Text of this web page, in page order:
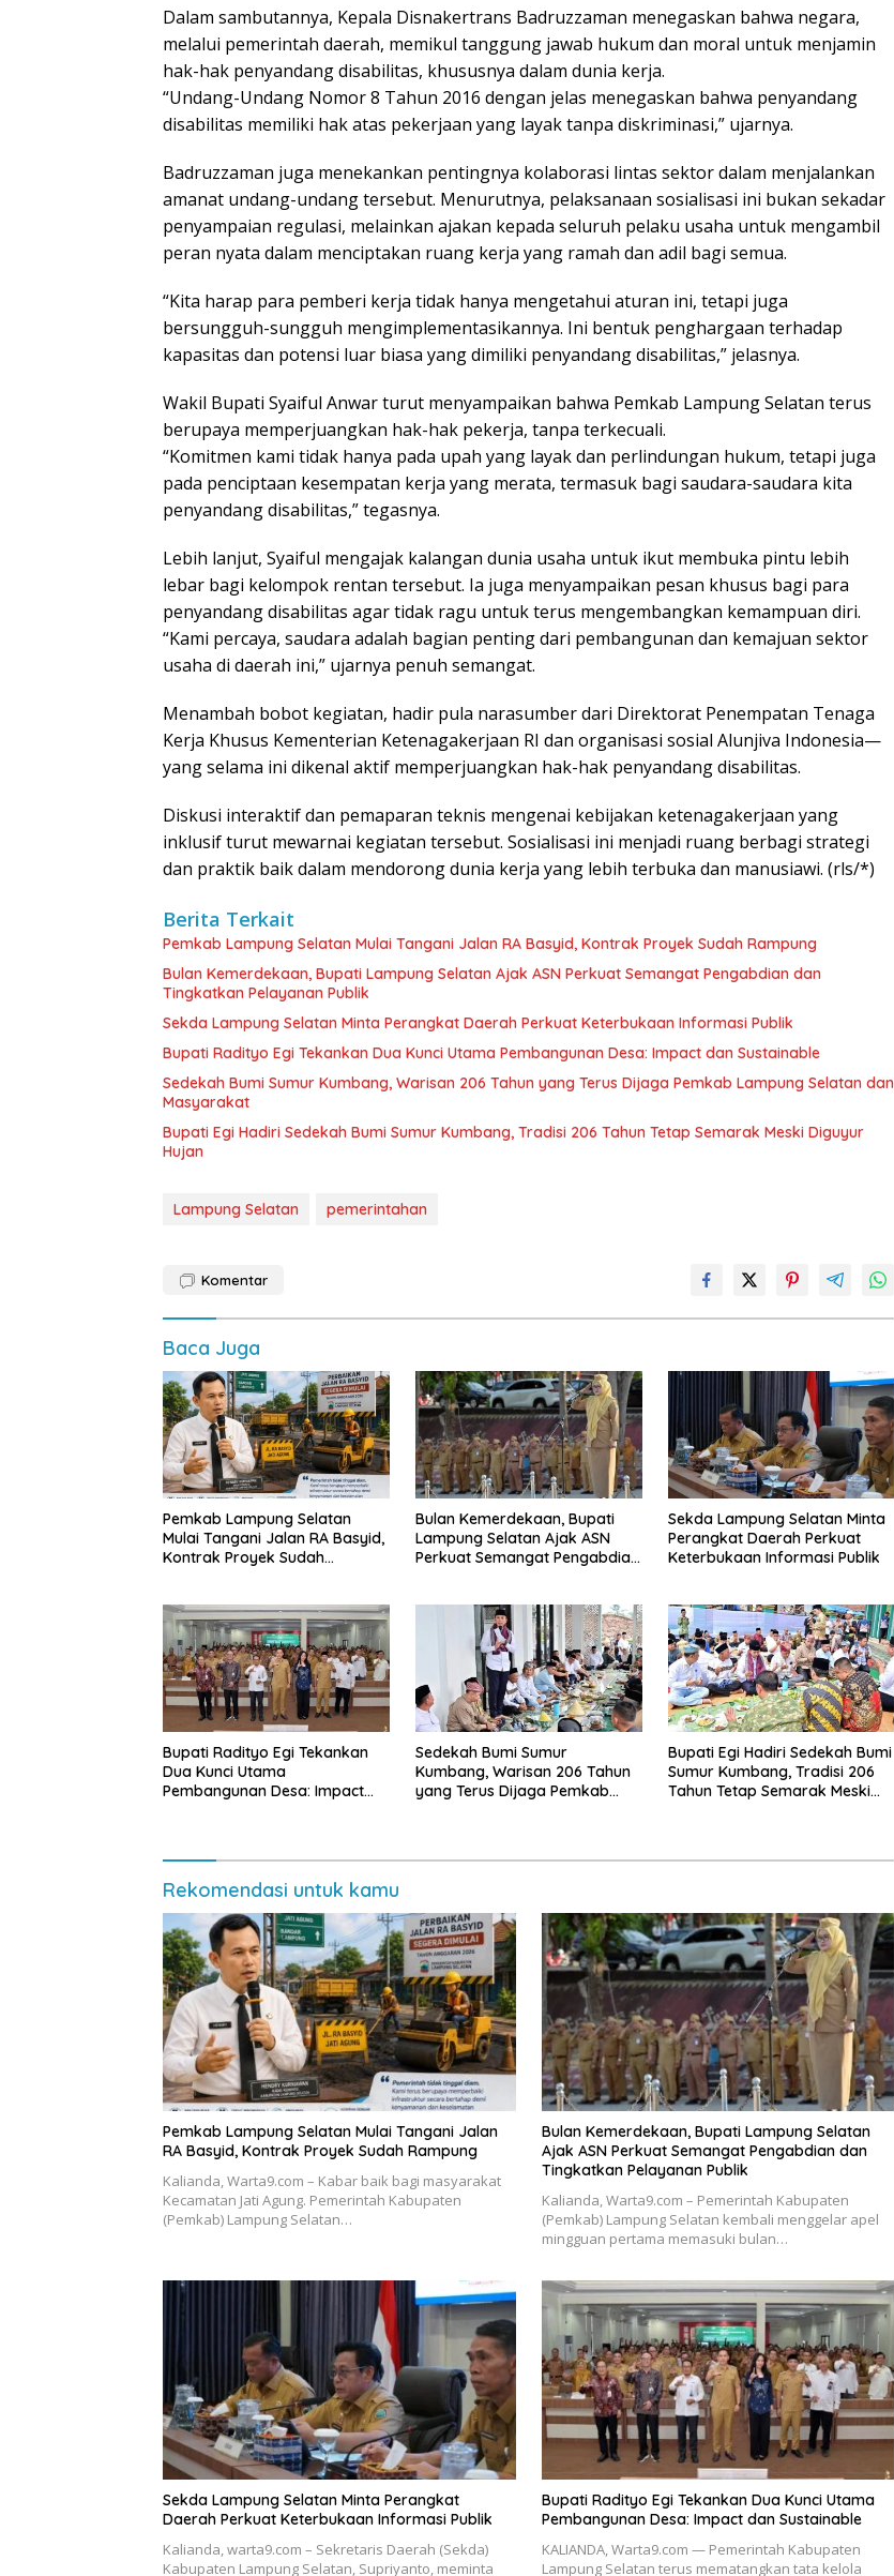
Dalam sambutannya, Kepala Disnakertrans Badruzzaman menegaskan bahwa negara,
melalui pemerintah daerah, memikul tanggung jawab hukum dan moral untuk menjamin
hak-hak penyandang disabilitas, khususnya dalam dunia kerja.
“Undang-Undang Nomor 8 Tahun 2016 dengan jelas menegaskan bahwa penyandang
disabilitas memiliki hak atas pekerjaan yang layak tanpa diskriminasi,” ujarnya.
Badruzzaman juga menekankan pentingnya kolaborasi lintas sektor dalam menjalankan
amanat undang-undang tersebut. Menurutnya, pelaksanaan sosialisasi ini bukan sekadar
penyampaian regulasi, melainkan ajakan kepada seluruh pelaku usaha untuk mengambil
peran nyata dalam menciptakan ruang kerja yang ramah dan adil bagi semua.
“Kita harap para pemberi kerja tidak hanya mengetahui aturan ini, tetapi juga
bersungguh-sungguh mengimplementasikannya. Ini bentuk penghargaan terhadap
kapasitas dan potensi luar biasa yang dimiliki penyandang disabilitas,” jelasnya.
Wakil Bupati Syaiful Anwar turut menyampaikan bahwa Pemkab Lampung Selatan terus
berupaya memperjuangkan hak-hak pekerja, tanpa terkecuali.
“Komitmen kami tidak hanya pada upah yang layak dan perlindungan hukum, tetapi juga
pada penciptaan kesempatan kerja yang merata, termasuk bagi saudara-saudara kita
penyandang disabilitas,” tegasnya.
Lebih lanjut, Syaiful mengajak kalangan dunia usaha untuk ikut membuka pintu lebih
lebar bagi kelompok rentan tersebut. Ia juga menyampaikan pesan khusus bagi para
penyandang disabilitas agar tidak ragu untuk terus mengembangkan kemampuan diri.
“Kami percaya, saudara adalah bagian penting dari pembangunan dan kemajuan sektor
usaha di daerah ini,” ujarnya penuh semangat.
Menambah bobot kegiatan, hadir pula narasumber dari Direktorat Penempatan Tenaga
Kerja Khusus Kementerian Ketenagakerjaan RI dan organisasi sosial Alunjiva Indonesia—
yang selama ini dikenal aktif memperjuangkan hak-hak penyandang disabilitas.
Diskusi interaktif dan pemaparan teknis mengenai kebijakan ketenagakerjaan yang
inklusif turut mewarnai kegiatan tersebut. Sosialisasi ini menjadi ruang berbagi strategi
dan praktik baik dalam mendorong dunia kerja yang lebih terbuka dan manusiawi. (rls/*)
Berita Terkait
Pemkab Lampung Selatan Mulai Tangani Jalan RA Basyid, Kontrak Proyek Sudah Rampung
Bulan Kemerdekaan, Bupati Lampung Selatan Ajak ASN Perkuat Semangat Pengabdian dan
Tingkatkan Pelayanan Publik
Sekda Lampung Selatan Minta Perangkat Daerah Perkuat Keterbukaan Informasi Publik
Bupati Radityo Egi Tekankan Dua Kunci Utama Pembangunan Desa: Impact dan Sustainable
Sedekah Bumi Sumur Kumbang, Warisan 206 Tahun yang Terus Dijaga Pemkab Lampung Selatan dan
Masyarakat
Bupati Egi Hadiri Sedekah Bumi Sumur Kumbang, Tradisi 206 Tahun Tetap Semarak Meski Diguyur
Hujan
Lampung Selatan pemerintahan
Komentar
Baca Juga
Pemkab Lampung Selatan
Mulai Tangani Jalan RA Basyid,
Kontrak Proyek Sudah
Bulan Kemerdekaan, Bupati
Lampung Selatan Ajak ASN
Perkuat Semangat Pengabdian
Sekda Lampung Selatan Minta
Perangkat Daerah Perkuat
Keterbukaan Informasi Publik
Bupati Radityo Egi Tekankan
Dua Kunci Utama
Pembangunan Desa: Impact
Sedekah Bumi Sumur
Kumbang, Warisan 206 Tahun
yang Terus Dijaga Pemkab
Bupati Egi Hadiri Sedekah Bumi
Sumur Kumbang, Tradisi 206
Tahun Tetap Semarak Meski
Rekomendasi untuk kamu
Pemkab Lampung Selatan Mulai Tangani Jalan
RA Basyid, Kontrak Proyek Sudah Rampung
Kalianda, Warta9.com – Kabar baik bagi masyarakat
Kecamatan Jati Agung. Pemerintah Kabupaten
(Pemkab) Lampung Selatan…
Bulan Kemerdekaan, Bupati Lampung Selatan
Ajak ASN Perkuat Semangat Pengabdian dan
Tingkatkan Pelayanan Publik
Kalianda, Warta9.com – Pemerintah Kabupaten
(Pemkab) Lampung Selatan kembali menggelar apel
mingguan pertama memasuki bulan…
Sekda Lampung Selatan Minta Perangkat
Daerah Perkuat Keterbukaan Informasi Publik
Kalianda, warta9.com – Sekretaris Daerah (Sekda)
Kabupaten Lampung Selatan, Supriyanto, meminta
Bupati Radityo Egi Tekankan Dua Kunci Utama
Pembangunan Desa: Impact dan Sustainable
KALIANDA, Warta9.com — Pemerintah Kabupaten
Lampung Selatan terus mematangkan tata kelola